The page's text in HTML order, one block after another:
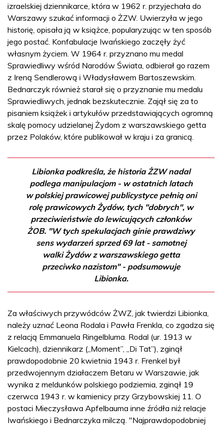
izraelskiej dziennikarce, która w 1962 r. przyjechała do
Warszawy szukać informacji o ŻZW. Uwierzyła w jego
historię, opisała ją w książce, popularyzując w ten sposób
jego postać. Konfabulacje Iwańskiego zaczęły żyć
własnym życiem. W 1964 r. przyznano mu medal
Sprawiedliwy wśród Narodów Świata, odbierał go razem
z Ireną Sendlerową i Władysławem Bartoszewskim.
Bednarczyk również starał się o przyznanie mu medalu
Sprawiedliwych, jednak bezskutecznie. Zajął się za to
pisaniem książek i artykułów przedstawiających ogromną
skalę pomocy udzielanej Żydom z warszawskiego getta
przez Polaków, które publikował w kraju i za granicą.
Libionka podkreśla, że historia ŻZW nadal
podlega manipulacjom - w ostatnich latach
w polskiej prawicowej publicystyce pełnią oni
rolę prawicowych Żydów, tych "dobrych", w
przeciwieństwie do lewicujących członków
ŻOB. "W tych spekulacjach ginie prawdziwy
sens wydarzeń sprzed 69 lat - samotnej
walki Żydów z warszawskiego getta
przeciwko nazistom" - podsumowuje
Libionka.
Za właściwych przywódców ŻWZ, jak twierdzi Libionka,
należy uznać Leona Rodala i Pawła Frenkla, co zgadza się
z relacją Emmanuela Ringelbluma. Rodal (ur. 1913 w
Kielcach), dziennikarz („Moment”, „Di Tat”), zginął
prawdopodobnie 20 kwietnia 1943 r. Frenkel był
przedwojennym działaczem Betaru w Warszawie, jak
wynika z meldunków polskiego podziemia, zginął 19
czerwca 1943 r. w kamienicy przy Grzybowskiej 11. O
postaci Mieczysława Apfelbauma inne źródła niż relacje
Iwańskiego i Bednarczyka milczą. "Najprawdopodobniej